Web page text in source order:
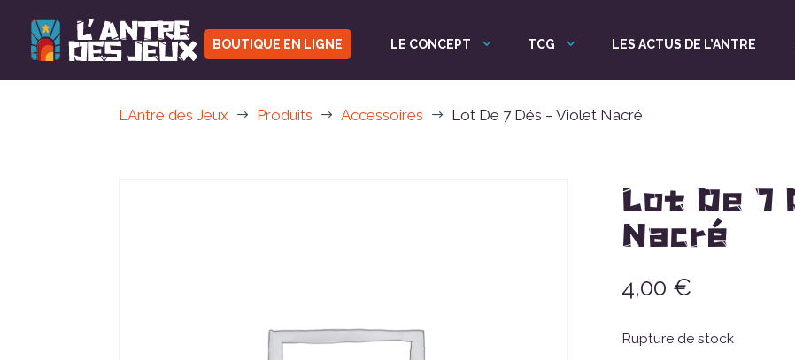
BOUTIQUE EN LIGNE LE CONCEPT TCG LES ACTUS DE L’ANTRE
L'Antre des Jeux $ Produits $ Accessoires $ Lot De 7 Dés – Violet Nacré
Lot De 7
Nacré
4,00 €
Rupture de stock